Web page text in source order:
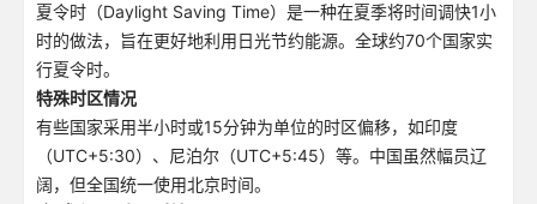
夏令时（Daylight Saving Time）是一种在夏季将时间调快1小
时的做法，旨在更好地利用日光节约能源。全球约70个国家实
行夏令时。
特殊时区情况
有些国家采用半小时或15分钟为单位的时区偏移，如印度
（UTC+5:30）、尼泊尔（UTC+5:45）等。中国虽然幅员辽
阔，但全国统一使用北京时间。